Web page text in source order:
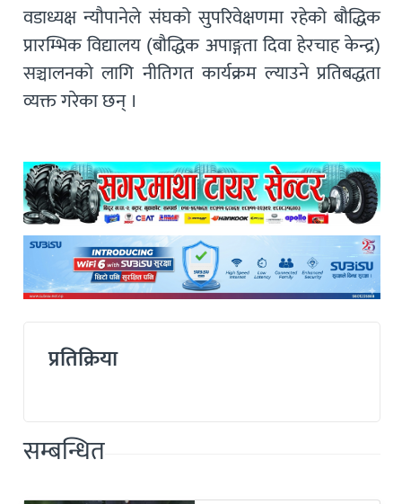
वडाध्यक्ष न्यौपानेले संघको सुपरिवेक्षणमा रहेको बौद्धिक
प्रारम्भिक विद्यालय (बौद्धिक अपाङ्गता दिवा हेरचाह केन्द्र)
सञ्चालनको लागि नीतिगत कार्यक्रम ल्याउने प्रतिबद्धता
व्यक्त गरेका छन् ।
प्रतिक्रिया
सम्बन्धित